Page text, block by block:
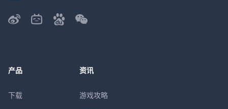
产品
下载
资讯
游戏攻略